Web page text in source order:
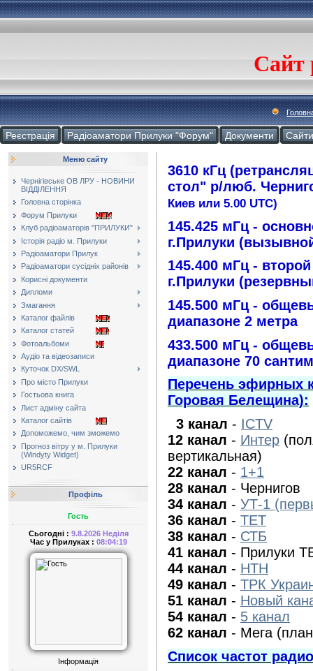
Сайт
Реєстрація Радіоаматори Прилуки "Форум" Документи Cайти
Меню сайту
Чернігівське ОВ ЛРУ - НОВИНИ
ВІДДІЛЕННЯ
Головна сторінка
Форум Прилуки
Клуб радіоаматорів "ПРИЛУКИ"
Історія радіо м. Прилуки
Радіоаматори Прилук
Радіоаматори сусідніх районів
Корисні документи
Дипломи
Змагання
Каталог файлів
Каталог статей
Фотоальбоми
Аудіо та відеозаписи
Куточок DX/SWL
Про місто Прилуки
Гостьова книга
Лист адміну сайта
Каталог сайтів
Допоможемо, чим зможемо
Прогноз вітру у м. Прилуки
(Windyty Widget)
UR5RCF
Профіль
Гость
Сьогодні : 9.8.2026 Неділя
Час у Прилуках : 08:04:19
Інформація
3610 кГц
стол" р/люб.
Киев или 5.00 UTC)
145.425 мГц -
г.Прилуки
145.400 мГц -
г.Прилуки
145.500 мГц -
диапазоне 2 метра
433.500 мГц -
диапазоне 70
Перечень эфирных
Горовая Белещина):
3 канал - ICTV
12 канал - Интер
вертикальная)
22 канал - 1+1
28 канал - Чернигов
34 канал - УТ-1
36 канал - ТЕТ
38 канал - СТБ
41 канал - Прилуки
44 канал - НТН
49 канал - ТРК
51 канал - Новый
54 канал - 5 канал
62 канал - Мега
Список частот